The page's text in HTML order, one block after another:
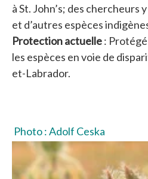
à St. John’s; des
et d’autres espèces
Protection actuelle:
les espèces en voie de
et-Labrador.
Photo : Adolf Ceska